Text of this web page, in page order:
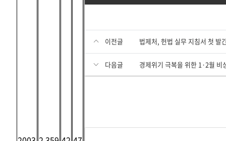
이전글 법제처, 헌법 실무 지침서 첫 발
다음글